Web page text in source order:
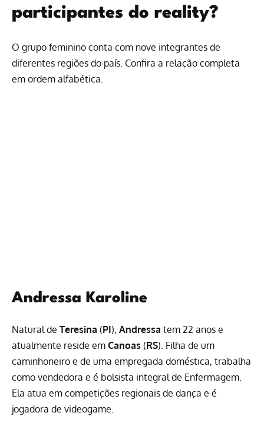
participantes do reality?
O grupo feminino conta com nove integrantes de
diferentes regiões do país. Confira a relação completa
em ordem alfabética.
Andressa Karoline
Natural de Teresina (PI), Andressa tem 22 anos e
atualmente reside em Canoas (RS). Filha de um
caminhoneiro e de uma empregada doméstica, trabalha
como vendedora e é bolsista integral de Enfermagem.
Ela atua em competições regionais de dança e é
jogadora de videogame.